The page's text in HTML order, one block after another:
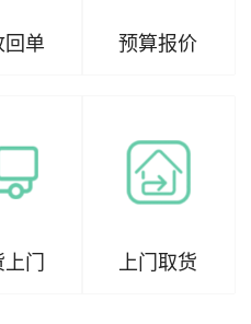
回单 预算报价
门 上门取货